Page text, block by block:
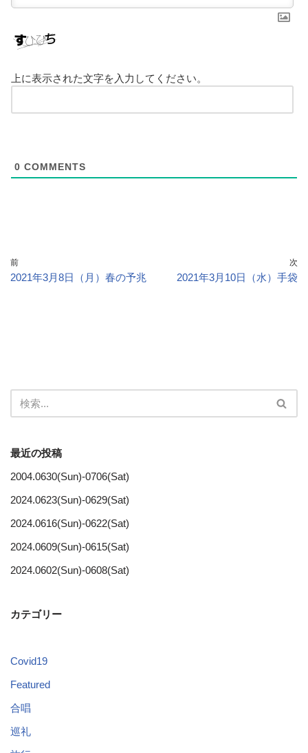
上に表示された文字を入力してください。
0 COMMENTS
前
2021年3月8日（月）春の予兆
次
2021年3月10日（水）手袋
最近の投稿
2004.0630(Sun)-0706(Sat)
2024.0623(Sun)-0629(Sat)
2024.0616(Sun)-0622(Sat)
2024.0609(Sun)-0615(Sat)
2024.0602(Sun)-0608(Sat)
カテゴリー
Covid19
Featured
合唱
巡礼